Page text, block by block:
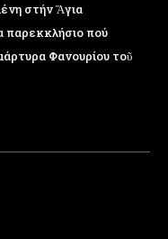
στήν Ἅγια
παρεκκλήσιο πού
Φανουρίου τοῦ